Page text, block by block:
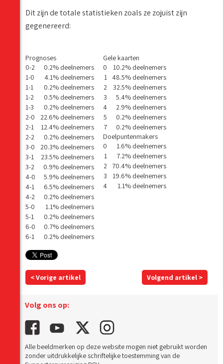
Dit zijn de totale statistieken zoals ze zojuist zijn
gegenereerd:
Prognoses
0-2
0.2% deelnemers
1-0
4.1% deelnemers
1-1
0.2% deelnemers
1-2
0.5% deelnemers
1-3
0.2% deelnemers
2-0
22.6% deelnemers
2-1
12.4% deelnemers
2-2
0.2% deelnemers
3-0
20.3% deelnemers
3-1
23.5% deelnemers
3-2
0.9% deelnemers
4-0
5.9% deelnemers
4-1
6.5% deelnemers
4-2
0.2% deelnemers
5-0
1.1% deelnemers
5-1
0.2% deelnemers
6-0
0.7% deelnemers
6-1
0.2% deelnemers
Gele kaarten
0
10.2% deelnemers
1
48.5% deelnemers
2
32.5% deelnemers
3
5.4% deelnemers
4
2.9% deelnemers
5
0.2% deelnemers
7
0.2% deelnemers
Doelpuntenmakers
0
1.6% deelnemers
1
7.2% deelnemers
2
70.4% deelnemers
3
19.6% deelnemers
4
1.1% deelnemers
< Vorige artikel Volgend artikel >
Volg ons op:
Alle beeldmerken op deze website mogen niet gebruikt worden
zonder uitdrukkelijke schriftelijke toestemming van de